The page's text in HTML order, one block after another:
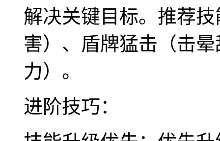
解决关键目标。推荐
害）、盾牌猛击（击
力）。
进阶技巧：